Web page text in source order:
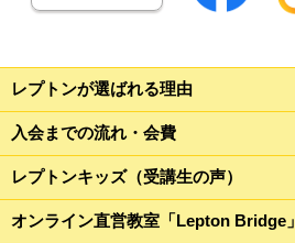
レプトンが選ばれる理由
入会までの流れ・会費
レプトンキッズ（受講生の声）
オンライン直営教室「Lepton Bridge」